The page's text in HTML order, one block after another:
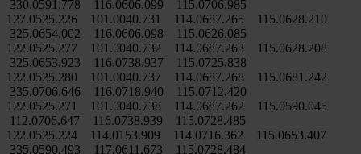
330.0591.778 116.0606.099 115.0706.985
127.0525.226 101.0040.731 114.0687.265 115.0628.210
325.0654.002 116.0606.098 115.0626.085
122.0525.277 101.0040.732 114.0687.263 115.0628.208
325.0653.923 116.0738.937 115.0725.838
122.0525.280 101.0040.737 114.0687.268 115.0681.242
335.0706.646 116.0718.940 115.0712.420
122.0525.271 101.0040.738 114.0687.262 115.0590.045
112.0706.647 116.0738.939 115.0728.485
122.0525.224 114.0153.909 114.0716.362 115.0653.407
335.0590.493 117.0611.673 115.0728.484